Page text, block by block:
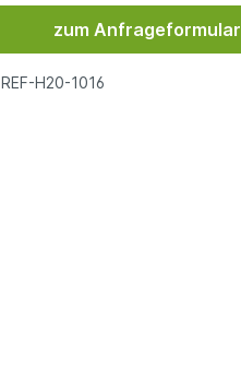
zum Anfrageformular
REF-H20-1016